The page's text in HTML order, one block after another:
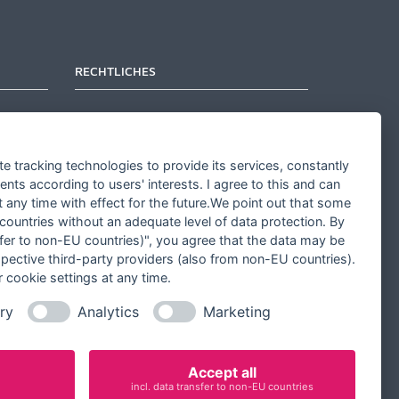
RECHTLICHES
Widerrufsbelehrung
Widerrufsformular
Datenschutz
Impressum
tracking technologies to provide its services, constantly
according to users' interests. I agree to this and can
any time with effect for the future.We point out that some
without an adequate level of data protection. By
to non-EU countries)", you agree that the data may be
third-party providers (also from non-EU countries).
cookie settings at any time.
Analytics Marketing
Accept all
incl. data transfer to non-EU countries